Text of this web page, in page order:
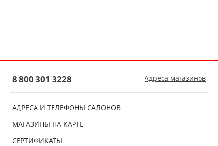
АДРЕСА И ТЕЛЕФОНЫ САЛОНОВ
МАГАЗИНЫ НА КАРТЕ
СЕРТИФИКАТЫ
8 800 301 3228 Адреса магазинов